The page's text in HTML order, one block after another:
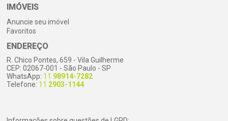
IMÓVEIS
Anuncie seu imóvel
Favoritos
ENDEREÇO
R. Chico Pontes, 659 - Vila Guilherme
CEP: 02067-001 - São Paulo - SP
WhatsApp: 11 98914-7282
Telefone: 11 2903-1144